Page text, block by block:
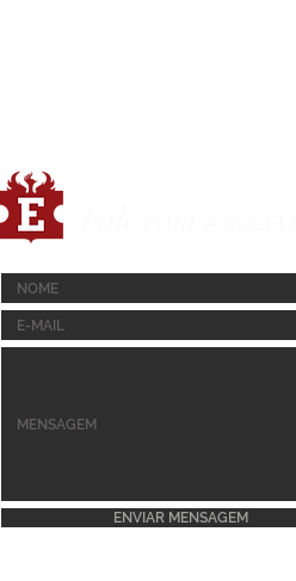
ENVIAR MENSAGEM